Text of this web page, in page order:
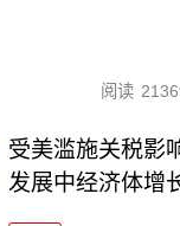
阅读
受美滥施关税影
发展中经济体增